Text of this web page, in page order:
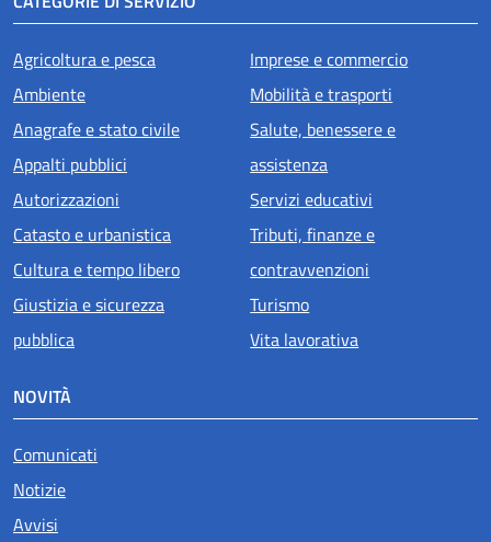
Agricoltura e pesca
Ambiente
Anagrafe e stato civile
Appalti pubblici
Autorizzazioni
Catasto e urbanistica
Cultura e tempo libero
Giustizia e sicurezza
pubblica
Imprese e commercio
Mobilità e trasporti
Salute, benessere e
assistenza
Servizi educativi
Tributi, finanze e
contravvenzioni
Turismo
Vita lavorativa
NOVITÀ
Comunicati
Notizie
Avvisi